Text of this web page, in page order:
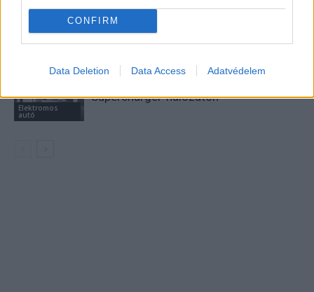
CONFIRM
Data Deletion Data Access Adatvédelem
autó
Hivatalos papírokban bukkant fel a
Smart #2 – kiderült az ár és a
végsebesség is
Elektromos
autó
Tesla: visszatért a régi árazás a magyar
Supercharger-hálózaton